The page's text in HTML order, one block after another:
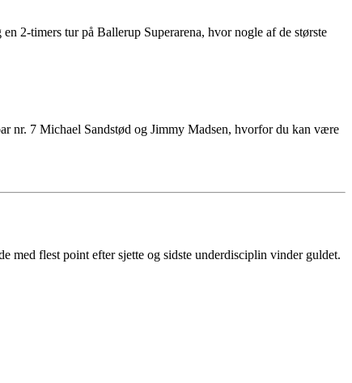
2-timers tur på Ballerup Superarena, hvor nogle af de største
nr. 7 Michael Sandstød og Jimmy Madsen, hvorfor du kan være
med flest point efter sjette og sidste underdisciplin vinder guldet.